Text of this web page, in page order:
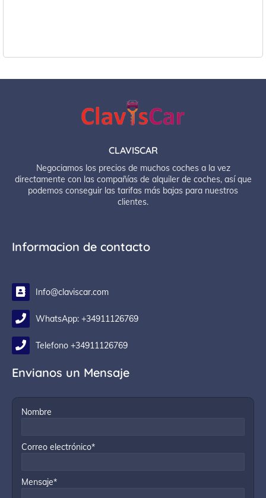
CLAVISCAR
Negociamos los precios de muchos coches a la vez
directamente con las compañías de alquiler de coches, así que
podemos conseguir las tarifas más bajas para nuestros
clientes.
Informacion de contacto
Info@claviscar.com
WhatsApp: +34911126769
Telefono +34911126769
Envianos un Mensaje
Nombre
Correo electrónico*
Mensaje*